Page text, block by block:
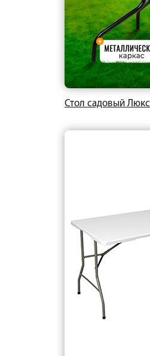
Стол садовый Люкс